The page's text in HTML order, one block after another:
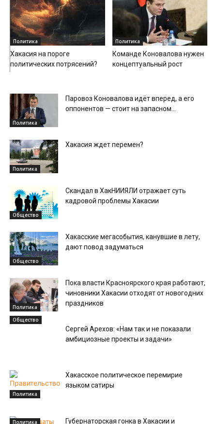
Политика
Хакасия на пороге
политических потрясений?
Политика
Команде Коновалова нужен
концептуальный рост
Политика
Паровоз Коновалова идёт вперед, а его
оппонентов — стоит на запасном...
Политика
Хакасия ждет перемен?
Общество
Скандал в ХакНИИЯЛИ отражает суть
кадровой проблемы Хакасии
Общество
Хакасские мегасобытия, канувшие в лету,
дают повод задуматься
Политика
Пока власти Красноярского края работают,
чиновники Хакасии отходят от новогодних
праздников
Общество
Сергей Арехов: «Нам так и не показали
амбициозные проекты и задачи»
Политика
Хакасское политическое перемирие
языком сатиры
Политика Губернаторская гонка в Хакасии и